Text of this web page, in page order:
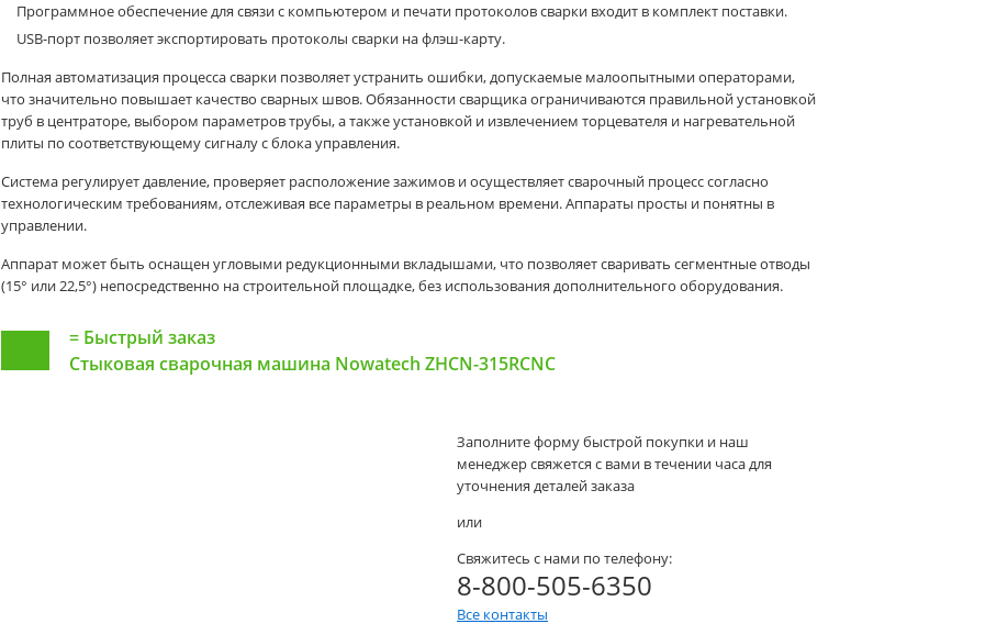
Программное обеспечение для связи с компьютером и печати протоколов сварки входит в комплект поставки.
USB-порт позволяет экспортировать протоколы сварки на флэш-карту.
Полная автоматизация процесса сварки позволяет устранить ошибки, допускаемые малоопытными операторами,
что значительно повышает качество сварных швов. Обязанности сварщика ограничиваются правильной установкой
труб в центраторе, выбором параметров трубы, а также установкой и извлечением торцевателя и нагревательной
плиты по соответствующему сигналу с блока управления.
Система регулирует давление, проверяет расположение зажимов и осуществляет сварочный процесс согласно
технологическим требованиям, отслеживая все параметры в реальном времени. Аппараты просты и понятны в
управлении.
Аппарат может быть оснащен угловыми редукционными вкладышами, что позволяет сваривать сегментные отводы
(15° или 22,5°) непосредственно на строительной площадке, без использования дополнительного оборудования.
= Быстрый заказ
Стыковая сварочная машина Nowatech ZHCN-315RCNC
Заполните форму быстрой покупки и наш
менеджер свяжется с вами в течении часа для
уточнения деталей заказа
или
Свяжитесь с нами по телефону:
8-800-505-6350
Все контакты